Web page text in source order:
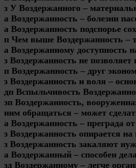
з У Воздержанного –
а Воздержанность – болезни
а Воздержанность подспорье
п Чем выше Воздержанность –
а Воздержанному доступность
з Воздержанность не
п Воздержанность – друг
з Воздержанность и воля –
дп Вспыльчивость
зп Воздержанность,
ним обращаться – может
а Воздержанность – преграда
з Воздержанность опирается
з Воздержанность закаляют
а Воздержанный – способен
зд Воздержанному – легче